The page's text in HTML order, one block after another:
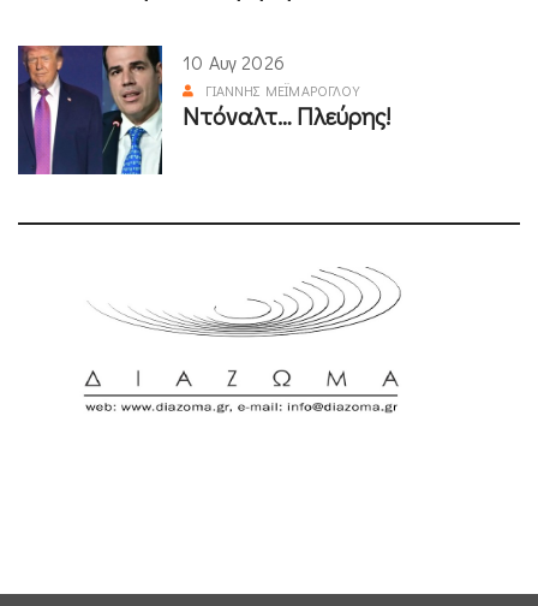
10 Αυγ 2026
ΓΙΆΝΝΗΣ ΜΕΪΜΆΡΟΓΛΟΥ
Ντόναλτ… Πλεύρης!